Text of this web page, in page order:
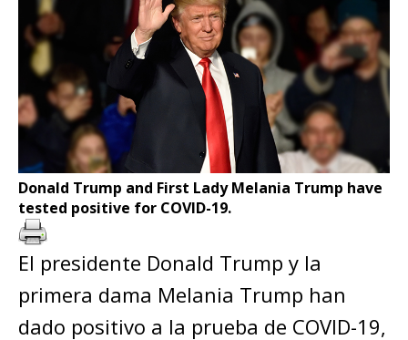
Donald Trump and First Lady Melania Trump have
tested positive for COVID-19.
El presidente Donald Trump y la
primera dama Melania Trump han
dado positivo a la prueba de COVID-19,